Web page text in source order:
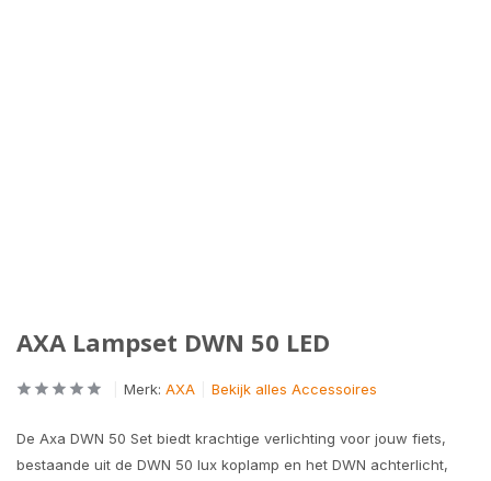
AXA Lampset DWN 50 LED
Merk: AXA Bekijk alles Accessoires
De Axa DWN 50 Set biedt krachtige verlichting voor jouw fiets,
bestaande uit de DWN 50 lux koplamp en het DWN achterlicht,